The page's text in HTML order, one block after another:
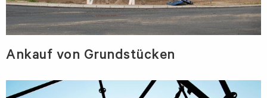
Ankauf von Grundstücken